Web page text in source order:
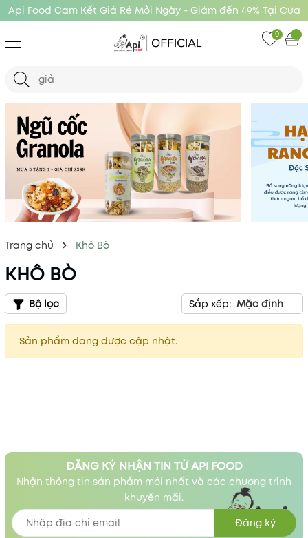
Api Food Cam Kết Giá Rẻ Mỗi Ngày - Giảm đến 49% Tại Cửa
Hàng Api Food
0
Trang chủ Khô Bò
KHÔ BÒ
Bộ lọc Sắp xếp: Mặc định
Sản phẩm đang được cập nhật.
ĐĂNG KÝ NHẬN TIN TỪ API FOOD
Nhận thông tin sản phẩm mới nhất và các chương trình
khuyến mãi.
Đăng ký